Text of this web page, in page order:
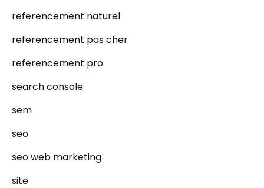
referencement naturel
referencement pas cher
referencement pro
search console
sem
seo
seo web marketing
site